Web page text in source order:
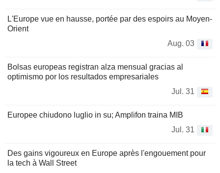
L'Europe vue en hausse, portée par des espoirs au Moyen-
Orient
Aug. 03
Bolsas europeas registran alza mensual gracias al
optimismo por los resultados empresariales
Jul. 31
Europee chiudono luglio in su; Amplifon traina MIB
Jul. 31
Des gains vigoureux en Europe après l'engouement pour
la tech à Wall Street